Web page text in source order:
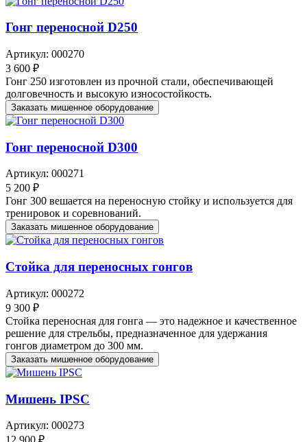
Гонг переносной D250
Артикул: 000270
3 600 ₽
Гонг 250 изготовлен из прочной стали, обеспечивающей
долговечность и высокую износостойкость.
Заказать мишенное оборудование
Гонг переносной D300
Артикул: 000271
5 200 ₽
Гонг 300 вешается на переносную стойку и используется для
тренировок и соревнований.
Заказать мишенное оборудование
Стойка для переносных гонгов
Артикул: 000272
9 300 ₽
Стойка переносная для гонга — это надежное и качественное
решение для стрельбы, предназначенное для удержания
гонгов диаметром до 300 мм.
Заказать мишенное оборудование
Мишень IPSC
Артикул: 000273